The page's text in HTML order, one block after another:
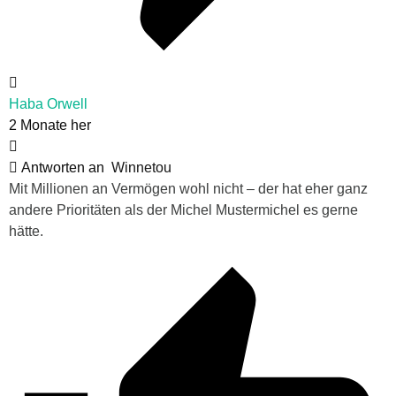
Haba Orwell
2 Monate her
Antworten an Winnetou
Mit Millionen an Vermögen wohl nicht – der hat eher ganz
andere Prioritäten als der Michel Mustermichel es gerne
hätte.